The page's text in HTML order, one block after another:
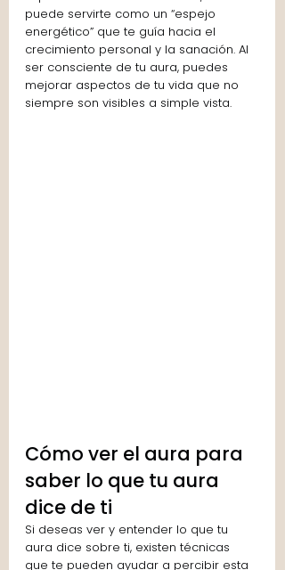
puede servirte como un “espejo
energético” que te guía hacia el
crecimiento personal y la sanación. Al
ser consciente de tu aura, puedes
mejorar aspectos de tu vida que no
siempre son visibles a simple vista.
Cómo ver el aura para
saber lo que tu aura
dice de ti
Si deseas ver y entender lo que tu
aura dice sobre ti, existen técnicas
que te pueden ayudar a percibir esta